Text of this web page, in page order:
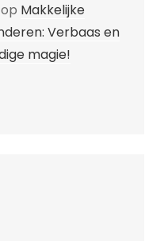
op Makkelijke
Verbaas en
magie!